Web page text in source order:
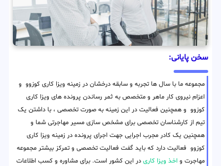
سخن پایانی:
مجموعه ما با سال ها تجربه و سابقه درخشان در زمینه ویزا کاری کوزوو و
اعزام نیروی کار ماهر و متخصص به ثمر رساندن پرونده های ویزا کاری
کوزوو و همچنین فعالیت در این زمینه به صورت تخصصی ، با داشتن یک
تیم از کارشناسان تخصصی برای مشخص سازی مسیر مهاجرتی شما و
همچنین یک کادر مجرب اجرایی جهت اجرای پرونده در زمینه ویزا کاری
کوزوو فعالیت دارد که باید گفت فعالیت تخصصی و تمرکز بیشتر مجموعه
مهاجرت و اخذ ویزا کاری در این کشور است. برای مشاوره و کسب اطلاعات